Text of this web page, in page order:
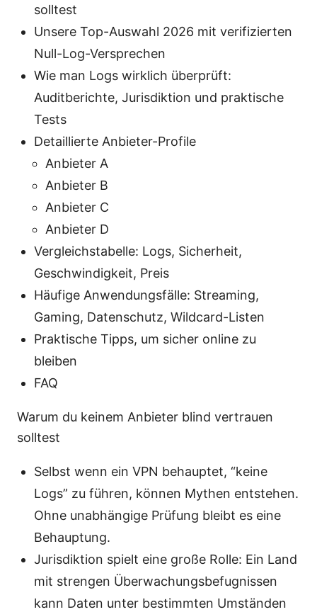
solltest
Unsere Top-Auswahl 2026 mit verifizierten
Null-Log-Versprechen
Wie man Logs wirklich überprüft:
Auditberichte, Jurisdiktion und praktische
Tests
Detaillierte Anbieter-Profile
Anbieter A
Anbieter B
Anbieter C
Anbieter D
Vergleichstabelle: Logs, Sicherheit,
Geschwindigkeit, Preis
Häufige Anwendungsfälle: Streaming,
Gaming, Datenschutz, Wildcard-Listen
Praktische Tipps, um sicher online zu
bleiben
FAQ
Warum du keinem Anbieter blind vertrauen
solltest
Selbst wenn ein VPN behauptet, “keine
Logs” zu führen, können Mythen entstehen.
Ohne unabhängige Prüfung bleibt es eine
Behauptung.
Jurisdiktion spielt eine große Rolle: Ein Land
mit strengen Überwachungsbefugnissen
kann Daten unter bestimmten Umständen